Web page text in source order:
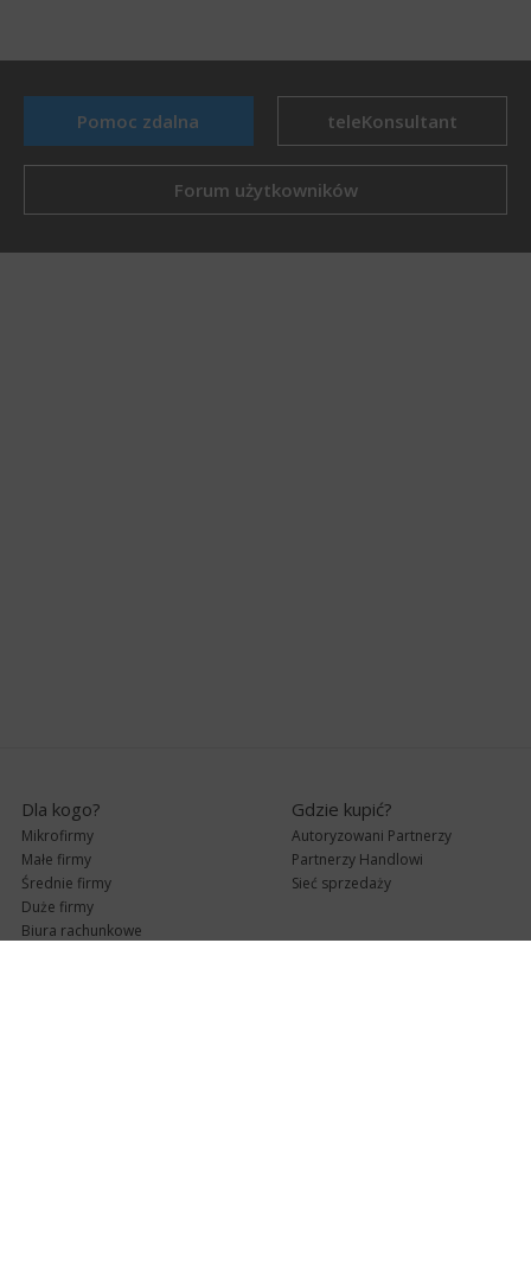
Pomoc zdalna teleKonsultant
Forum użytkowników
Dla kogo?
Mikrofirmy
Małe firmy
Średnie firmy
Duże firmy
Biura rachunkowe
Gdzie kupić?
Autoryzowani Partnerzy
Partnerzy Handlowi
Sieć sprzedaży